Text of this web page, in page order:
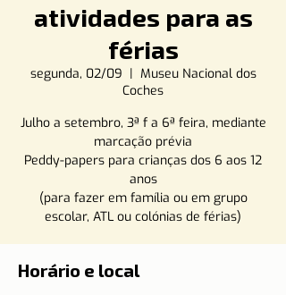
atividades para as
férias
segunda, 02/09
  |
Museu Nacional dos
Coches
Julho a setembro, 3ª f a 6ª feira, mediante
marcação prévia
Peddy-papers para crianças dos 6 aos 12
anos
(para fazer em família ou em grupo
escolar, ATL ou colónias de férias)
Horário e local